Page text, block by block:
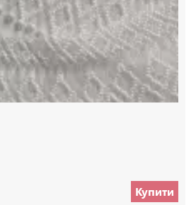
Купити